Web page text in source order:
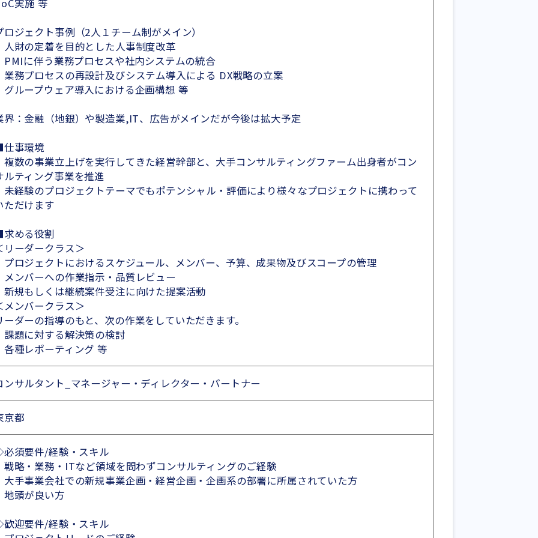
実施 等
ロジェクト事例（2人１チーム制がメイン）
人財の定着を目的とした人事制度改革
PMIに伴う業務プロセスや社内システムの統合
業務プロセスの再設計及びシステム導入による DX戦略の立案
グループウェア導入における企画構想 等
界：金融（地銀）や製造業,IT、広告がメインだが今後は拡大予定
事環境
複数の事業立上げを実行してきた経営幹部と、大手コンサルティングファーム出身者がコン
ルティング事業を推進
未経験のプロジェクトテーマでもポテンシャル・評価により様々なプロジェクトに携わって
ただけます
める役割
リーダークラス＞
プロジェクトにおけるスケジュール、メンバー、予算、成果物及びスコープの管理
メンバーへの作業指示・品質レビュー
新規もしくは継続案件受注に向けた提案活動
メンバークラス＞
ーダーの指導のもと、次の作業をしていただきます。
課題に対する解決策の検討
各種レポーティング 等
ンサルタント_マネージャー・ディレクター・パートナー
京都
須要件/経験・スキル
戦略・業務・ITなど領域を問わずコンサルティングのご経験
大手事業会社での新規事業企画・経営企画・企画系の部署に所属されていた方
地頭が良い方
迎要件/経験・スキル